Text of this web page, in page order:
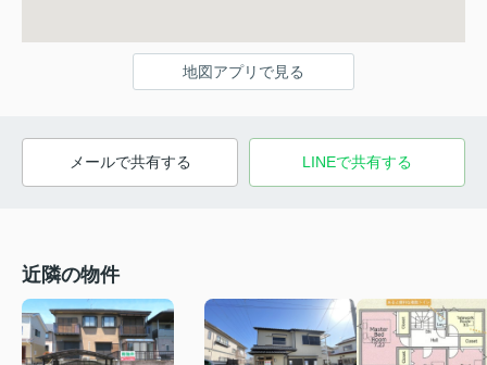
地図アプリで見る
メールで共有する LINEで共有する
近隣の物件